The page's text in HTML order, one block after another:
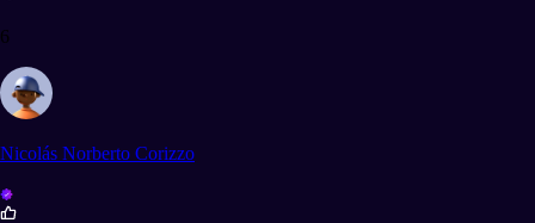
6
Nicolás Norberto Corizzo